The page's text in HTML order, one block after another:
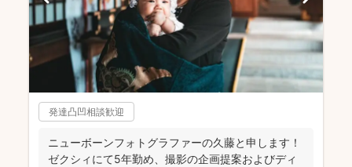
発達凸凹相談歓迎
ニューボーンフォトグラファーの久藤と申します！
ゼクシィにて5年勤め、撮影の企画提案およびディ